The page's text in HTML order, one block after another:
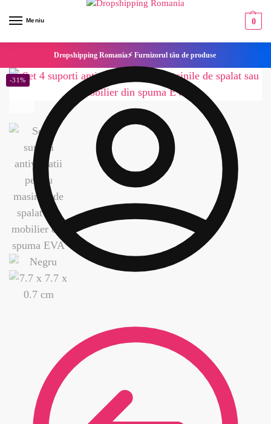
Meniu 0
Dropshipping Romania⚡ Furnizorul tău de produse
-31%